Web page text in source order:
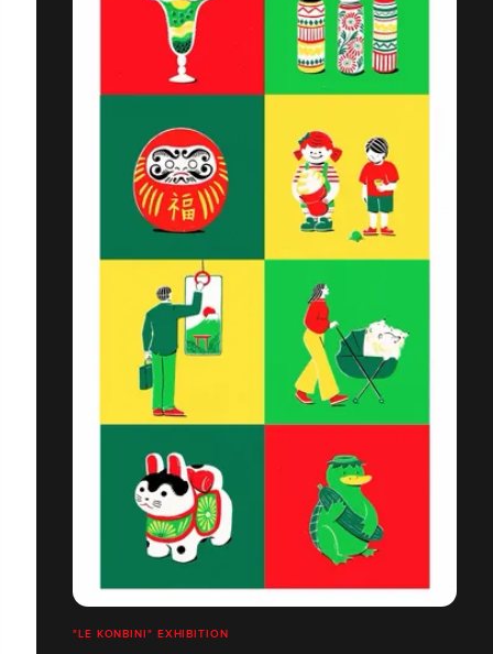
"LE KONBINI" EXHIBITION